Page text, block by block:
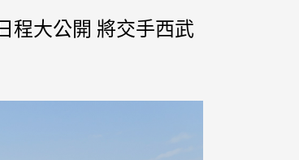
程大公開 將交手西武